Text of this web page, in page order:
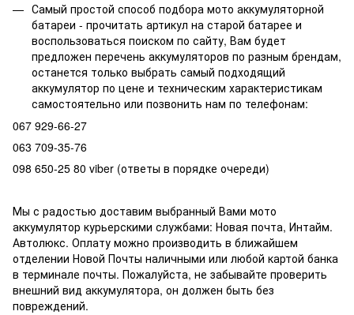
Самый простой способ подбора мото аккумуляторной
батареи - прочитать артикул на старой батарее и
воспользоваться поиском по сайту, Вам будет
предложен перечень аккумуляторов по разным брендам,
останется только выбрать самый подходящий
аккумулятор по цене и техническим характеристикам
самостоятельно или позвонить нам по телефонам:
067 929-66-27
063 709-35-76
098 650-25 80 viber (ответы в порядке очереди)
Мы с радостью доставим выбранный Вами мото
аккумулятор курьерскими службами: Новая почта, Интайм.
Автолюкс. Оплату можно производить в ближайшем
отделении Новой Почты наличными или любой картой банка
в терминале почты. Пожалуйста, не забывайте проверить
внешний вид аккумулятора, он должен быть без
повреждений.